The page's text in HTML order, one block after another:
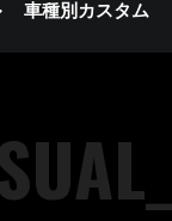
車種別カスタム